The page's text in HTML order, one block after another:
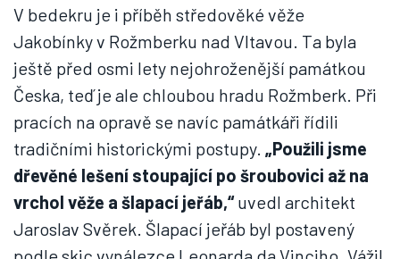
V bedekru je i příběh středověké věže
Jakobínky v Rožmberku nad Vltavou. Ta byla
ještě před osmi lety nejohroženější památkou
Česka, teď je ale chloubou hradu Rožmberk. Při
pracích na opravě se navíc památkáři řídili
tradičními historickými postupy. „Použili jsme
dřevěné lešení stoupající po šroubovici až na
vrchol věže a šlapací jeřáb,“uvedl architekt
Jaroslav Svěrek. Šlapací jeřáb byl postavený